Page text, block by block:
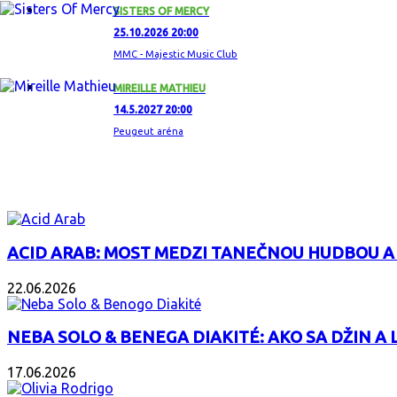
SISTERS OF MERCY
25.10.2026 20:00
MMC - Majestic Music Club
MIREILLE MATHIEU
14.5.2027 20:00
Peugeut aréna
ACID ARAB: MOST MEDZI TANEČNOU HUDBOU
22.06.2026
NEBA SOLO & BENEGA DIAKITÉ: AKO SA DŽIN A
17.06.2026